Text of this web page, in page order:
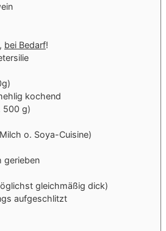
bei Bedarf!
kochend
500 g)
o. Soya-Cuisine)
gerieben
gleichmäßig dick)
aufgeschlitzt